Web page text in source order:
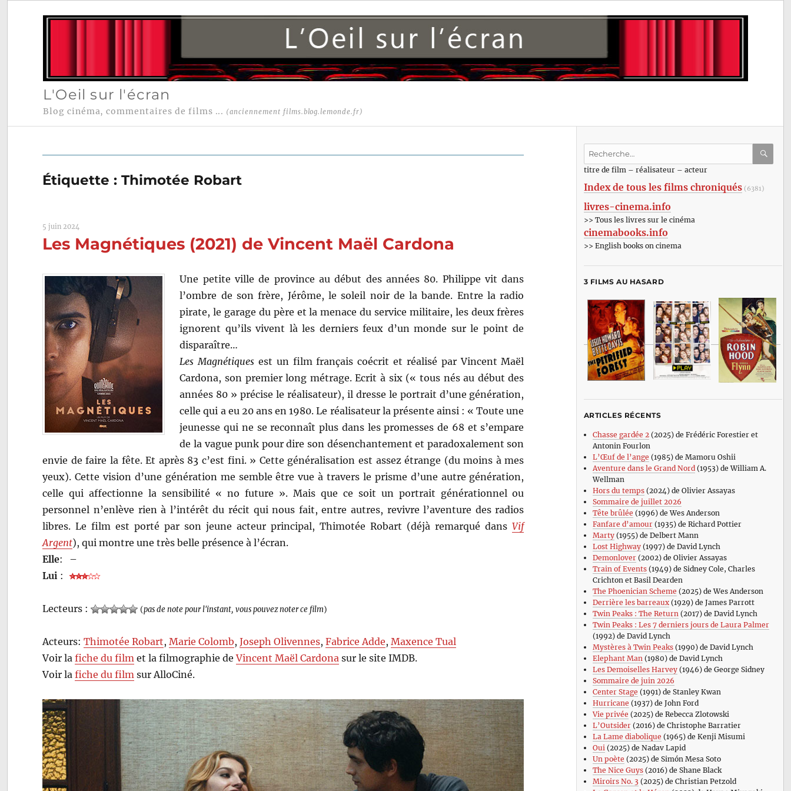
L'Oeil sur l'écran
Blog cinéma, commentaires de films ... (anciennement films.blog.lemonde.fr)
Étiquette :Thimotée Robart
5 juin 2024
Les Magnétiques (2021) de Vincent Maël Cardona
Une petite ville de province au début des années 80. Philippe vit dans
l’ombre de son frère, Jérôme, le soleil noir de la bande. Entre la radio
pirate, le garage du père et la menace du service militaire, les deux frères
ignorent qu’ils vivent là les derniers feux d’un monde sur le point de
disparaître…
Les Magnétiques est un film français coécrit et réalisé par Vincent Maël
Cardona, son premier long métrage. Ecrit à six (« tous nés au début des
années 80 » précise le réalisateur), il dresse le portrait d’une génération,
celle qui a eu 20 ans en 1980. Le réalisateur la présente ainsi : « Toute une
jeunesse qui ne se reconnaît plus dans les promesses de 68 et s’empare
de la vague punk pour dire son désenchantement et paradoxalement son
envie de faire la fête. Et après 83 c’est fini. » Cette généralisation est assez étrange (du moins à mes
yeux). Cette vision d’une génération me semble être vue à travers le prisme d’une autre génération,
celle qui affectionne la sensibilité « no future ». Mais que ce soit un portrait générationnel ou
personnel n’enlève rien à l’intérêt du récit qui nous fait, entre autres, revivre l’aventure des radios
libres. Le film est porté par son jeune acteur principal, Thimotée Robart (déjà remarqué dansVif
Argent), qui montre une très belle présence à l’écran.
Elle:
–
Lui :
Lecteurs : (pas de note pour l'instant, vous pouvez noter ce film)
Acteurs:Thimotée Robart,Marie Colomb,Joseph Olivennes,Fabrice Adde,Maxence Tual
Voir lafiche du film et la filmographie deVincent Maël Cardona sur le site IMDB.
Voir lafiche du film sur AlloCiné.
Recherche
:titre de film – réalisateur – acteur
Index de tous les films chroniqués (6381)
livres-cinema.info
>> Tous les livres sur le cinéma
cinemabooks.info
>> English books on cinema
3 FILMS AU HASARD
ARTICLES RÉCENTS
Chasse gardée 2(2025) de Frédéric Forestier et
Antonin Fourlon
L’Œuf de l’ange (1985) de Mamoru Oshii
Aventure dans le Grand Nord(1953) de William A.
Wellman
Hors du temps(2024) de Olivier Assayas
Sommaire de juillet 2026
Tête brûlée (1996) de Wes Anderson
Fanfare d’amour(1935) de Richard Pottier
Marty(1955) de Delbert Mann
Lost Highway(1997) de David Lynch
Demonlover(2002) de Olivier Assayas
Train of Events(1949) de Sidney Cole, Charles
Crichton et Basil Dearden
The Phoenician Scheme (2025) de Wes Anderson
Derrière les barreaux(1929) de James Parrott
Twin Peaks : The Return(2017) de David Lynch
Twin Peaks : Les 7 derniers jours de Laura Palmer
(1992) de David Lynch
Mystères à Twin Peaks(1990) de David Lynch
Elephant Man(1980) de David Lynch
Les Demoiselles Harvey(1946) de George Sidney
Sommaire de juin 2026
Center Stage (1991) de Stanley Kwan
Hurricane (1937) de John Ford
Vie privée (2025) de Rebecca Zlotowski
L’Outsider(2016) de Christophe Barratier
La Lame diabolique (1965) de Kenji Misumi
Oui(2025) de Nadav Lapid
Un poète (2025) de Simón Mesa Soto
The Nice Guys(2016) de Shane Black
Miroirs No. 3 (2025) de Christian Petzold